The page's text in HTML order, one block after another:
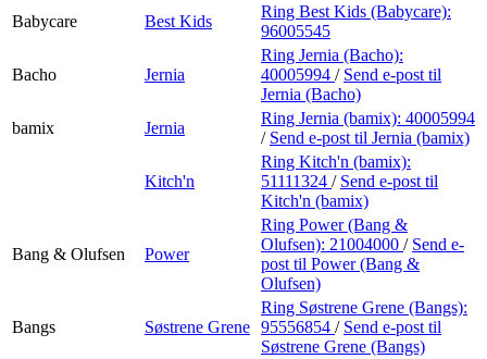
Babycare
Best Kids
Ring Best Kids (Babycare):
96005545
Bacho Jernia
Ring Jernia (Bacho):
40005994 / Send e-post til
Jernia (Bacho)
bamix
Jernia
Ring Jernia (bamix): 40005994
/ Send e-post til Jernia (bamix)
Kitch'n
Ring Kitch'n (bamix):
51111324 / Send e-post til
Kitch'n (bamix)
Bang & Olufsen Power
Ring Power (Bang &
Olufsen): 21004000 / Send e-
post til Power (Bang &
Olufsen)
Bangs Søstrene Grene
Ring Søstrene Grene (Bangs):
95556854 / Send e-post til
Søstrene Grene (Bangs)